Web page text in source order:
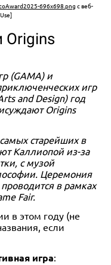
696x698.pngс веб-
(GAMA) и
игр
and Design) год
Origins
старейших в
Каллиопой из-за
с музой
Церемония
в рамках
Fair.
в этом году (не
если
игра: